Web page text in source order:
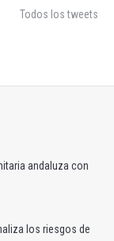
Todos los tweets
andaluza con
los riesgos de